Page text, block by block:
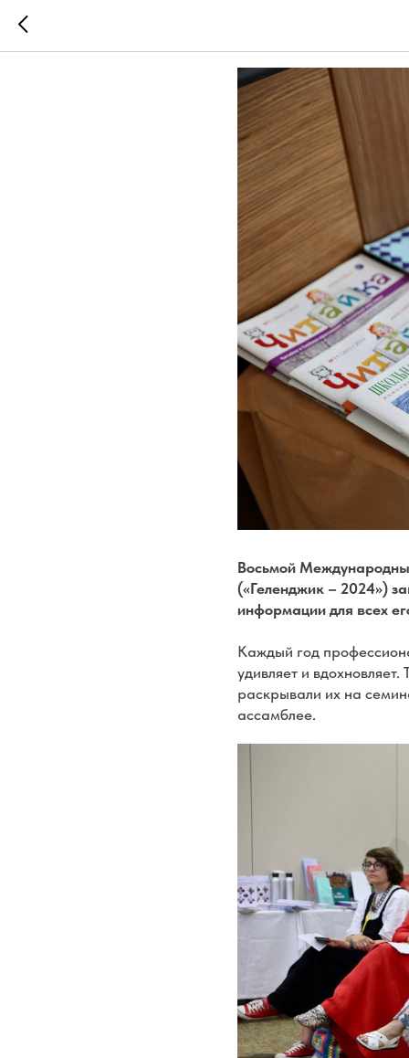
Восьмой
(«Геленджик – 2024»)
информации для всех
Каждый год
удивляет и
раскрывали их на
ассамблее.